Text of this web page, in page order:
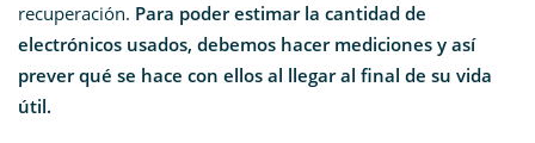
recuperación. Para poder estimar la cantidad de
electrónicos usados, debemos hacer mediciones y así
prever qué se hace con ellos al llegar al final de su vida
útil.